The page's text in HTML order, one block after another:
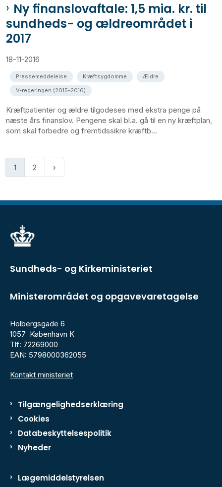
Ny finanslovaftale: 1,5 mia. kr. til
sundheds- og ældreområdet i
2017
18-11-2016
Pressemeddelelse Kræftsygdomme
Ældre
V-regeringen (2015-2016)
Kræftpatienter og ældre tilgodeses med ekstra penge på
næste års finanslov. Pengene skal bl.a. gå til en ny kræftplan,
som skal forbedre og fremtidssikre kræftb...
1 2
Sundheds- og Kirkeministeriet
Ministerområdet og opgavevaretagelse
Holbergsgade 6
1057 København K
Tlf: 72269000
EAN: 5798000362055
Kontakt ministeriet
Tilgængelighedserklæring
Cookies
Databeskyttelsespolitik
Nyheder
Lægemiddelstyrelsen